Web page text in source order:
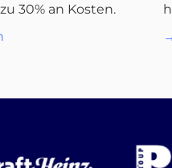
30% an Kosten.